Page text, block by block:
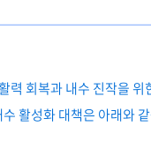
력 회복과 내수 진작을 위
활성화 대책은 아래와